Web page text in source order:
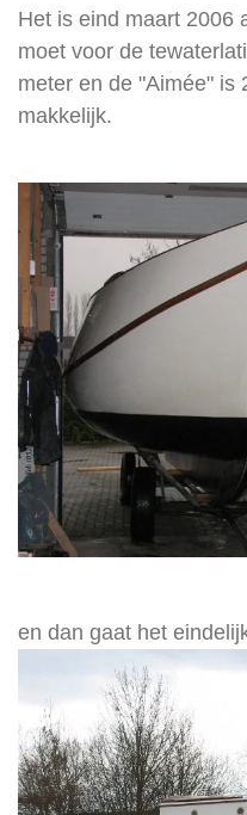
Het is eind maart 2006
moet voor de
meter en de "Aimée" is
makkelijk.
en dan gaat het